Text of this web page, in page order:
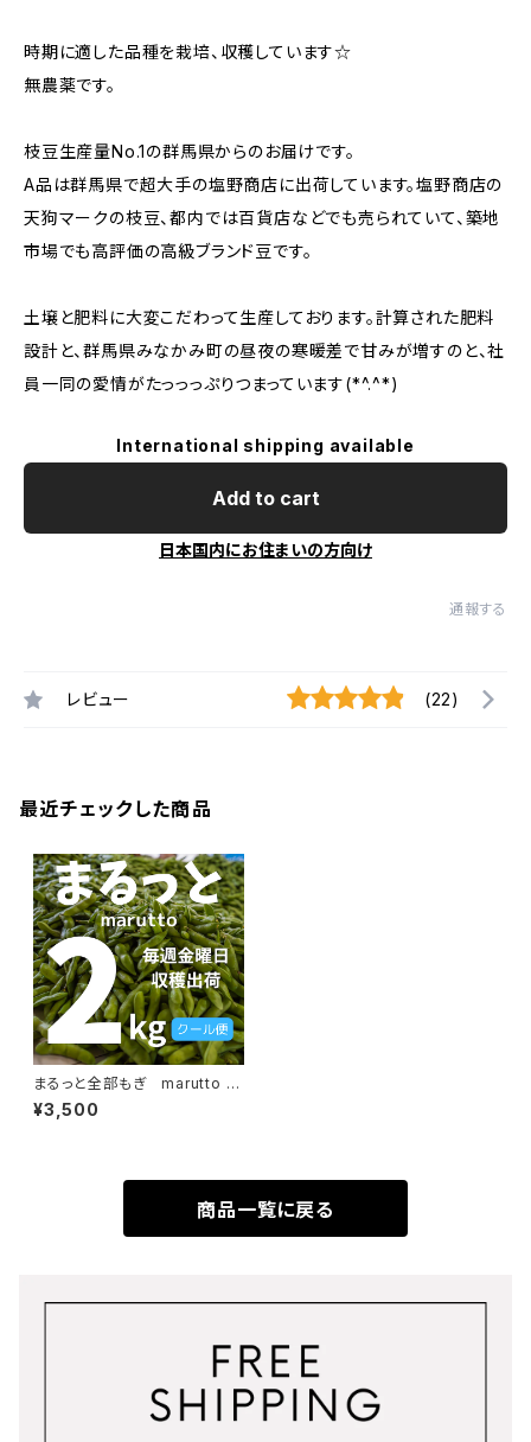
時期に適した品種を栽培、収穫しています☆
無農薬です。
枝豆生産量No.1の群馬県からのお届けです。
A品は群馬県で超大手の塩野商店に出荷しています。塩野商店の
天狗マークの枝豆、都内では百貨店などでも売られていて、築地
市場でも高評価の高級ブランド豆です。
土壌と肥料に大変こだわって生産しております。計算された肥料
設計と、群馬県みなかみ町の昼夜の寒暖差で甘みが増すのと、社
員一同の愛情がたっっっぷりつまっています(*^.^*)
International shipping available
Add to cart
日本国内にお住まいの方向け
通報する
レビュー (22)
最近チェックした商品
まるっと全部もぎ marutto 2
kg 【クール便】毎週金曜日限定
配送
¥3,500
商品一覧に戻る